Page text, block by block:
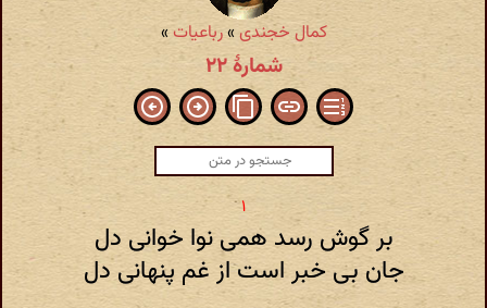
کمال خجندی»رباعیات»
شمارهٔ ۲۲
بر گوش رسد همی نوا خوانی دل
جان بی خبر است از غم پنهانی دل